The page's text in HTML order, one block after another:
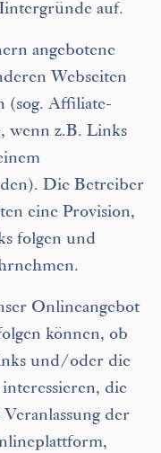
auf.
angebotene
Webseiten
(sog. Affiliate-
wenn z.B. Links
Die Betreiber
eine Provision,
folgen und
Onlineangebot
können, ob
und/oder die
die
der